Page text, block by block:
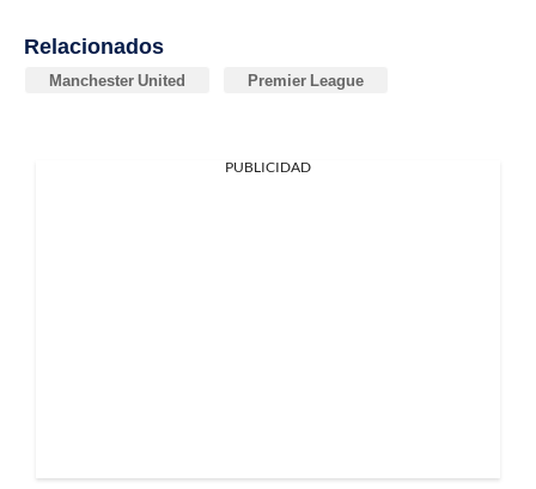
Relacionados
Manchester United Premier League
PUBLICIDAD